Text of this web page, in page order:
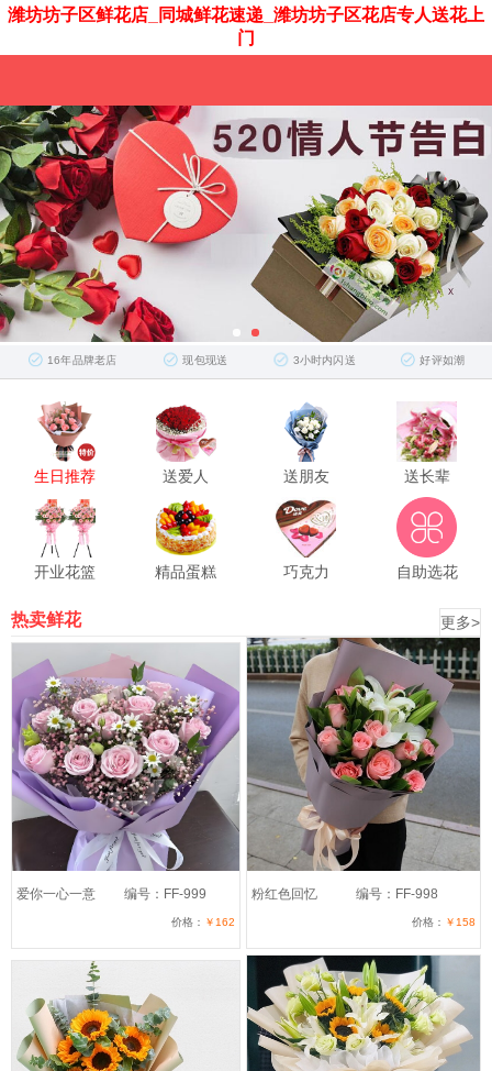
潍坊坊子区鲜花店_同城鲜花速递_潍坊坊子区花店专人送花上
门
16年品牌老店 现包现送 3小时内闪送 好评如潮
生日推荐 送爱人 送朋友 送长辈
开业花篮 精品蛋糕 巧克力 自助选花
热卖鲜花 更多>
爱你一心一意 编号：FF-999
价格： ￥162
粉红色回忆 编号：FF-998
价格： ￥158